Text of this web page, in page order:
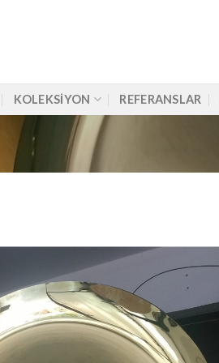
KOLEKSIYON REFERANSLAR